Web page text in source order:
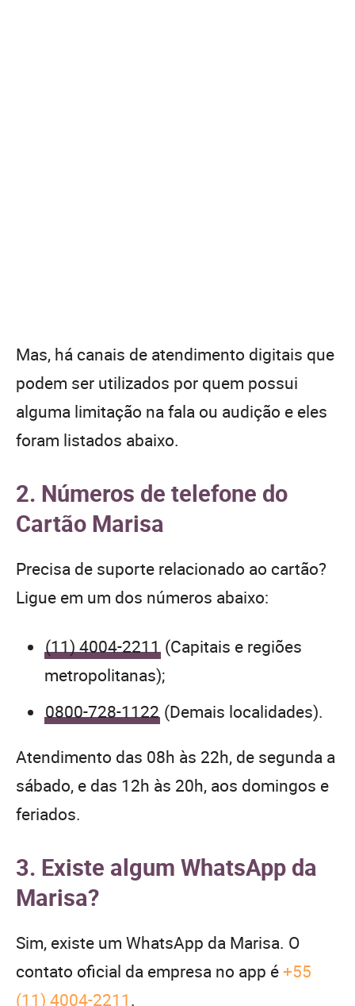
Mas, há canais de atendimento digitais que
podem ser utilizados por quem possui
alguma limitação na fala ou audição e eles
foram listados abaixo.
2. Números de telefone do
Cartão Marisa
Precisa de suporte relacionado ao cartão?
Ligue em um dos números abaixo:
(11) 4004-2211 (Capitais e regiões
metropolitanas);
0800-728-1122 (Demais localidades).
Atendimento das 08h às 22h, de segunda a
sábado, e das 12h às 20h, aos domingos e
feriados.
3. Existe algum WhatsApp da
Marisa?
Sim, existe um WhatsApp da Marisa. O
contato oficial da empresa no app é+55
(11) 4004-2211.